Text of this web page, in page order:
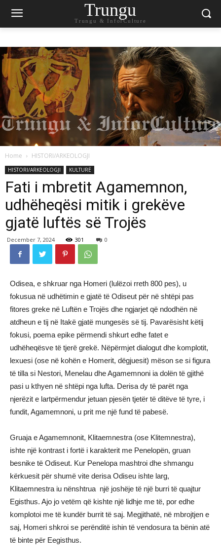
Trungu
Trungu & InforCulture
Home HISTORI/ARKEOLOGJI
HISTORI/ARKEOLOGJI KULTURË
Fati i mbretit Agamemnon,
udhëheqësi mitik i grekëve
gjatë luftës së Trojës
December 7, 2024 301 0
Odisea, e shkruar nga Homeri (lulëzoi rreth 800 pes), u
fokusua në udhëtimin e gjatë të Odiseut për në shtëpi pas
fitores greke në Luftën e Trojës dhe ngjarjet që ndodhën në
atdheun e tij në Itakë gjatë mungesës së tij. Pavarësisht këtij
fokusi, poema epike përmendi shkurt edhe fatet e
udhëheqësve të tjerë grekë. Nëpërmjet dialogut dhe komplotit,
lexuesi (ose në kohën e Homerit, dëgjuesit) mëson se si figura
të tilla si Nestori, Menelau dhe Agamemnoni ia dolën të gjithë
pasi u kthyen në shtëpi nga lufta. Derisa dy të parët nga
njerëzit e lartpërmendur jetuan pjesën tjetër të ditëve të tyre, i
fundit, Agamemnoni, u prit me një fund të pabesë.
Gruaja e Agamemnonit, Klitaemnestra (ose Klitemnestra),
ishte një kontrast i fortë i karakterit me Penelopën, gruan
besnike të Odiseut. Kur Penelopa mashtroi dhe shmangu
kërkuesit për shumë vite derisa Odiseu ishte larg,
Klitaemnestra iu nënshtrua një joshëje të një burri të quajtur
Egisthus. Ajo jo vetëm që kishte një lidhje me të, por edhe
komplotoi me të kundër burrit të saj. Megjithatë, në mbrojtjen e
saj, Homeri shkroi se perënditë ishin të vendosura ta bënin atë
të binte për Eegisthus.